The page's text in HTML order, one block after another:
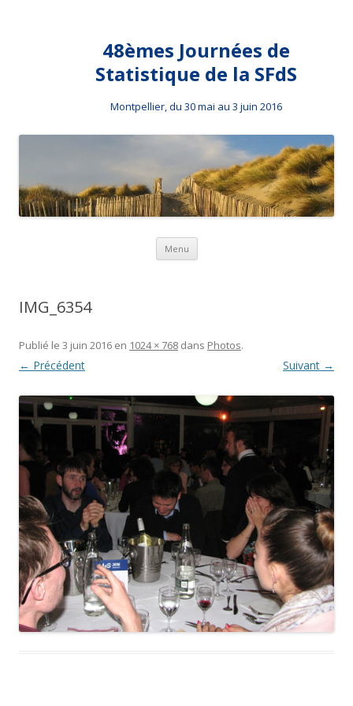
48èmes Journées de
Statistique de la SFdS
Montpellier, du 30 mai au 3 juin 2016
Menu Aller au contenu principal
IMG_6354
Publié le 3 juin 2016 en 1024 × 768 dans Photos.
← Précédent Suivant →